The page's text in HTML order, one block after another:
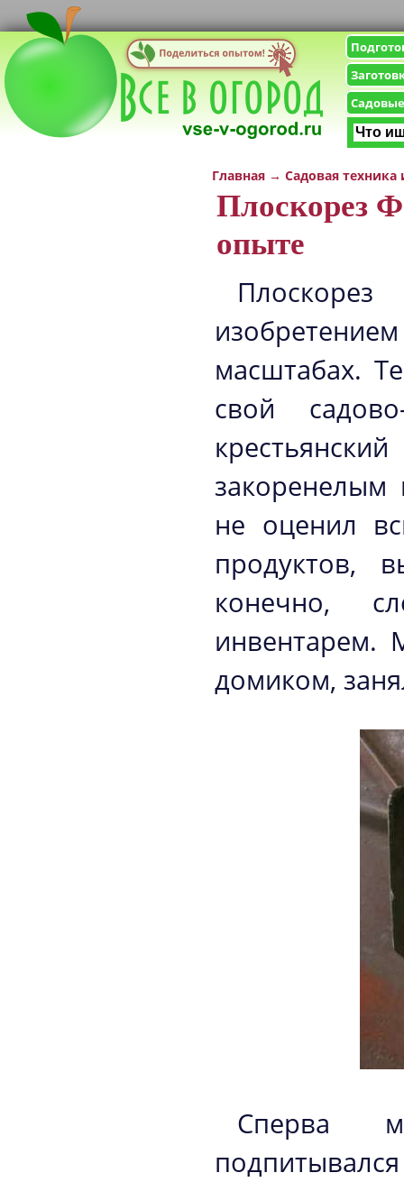
Главная → Садовая
Плоскорез
опыте
масштабах.
свой
не оценил
продуктов,
конечно,
инвентарем.
домиком,
Сперва